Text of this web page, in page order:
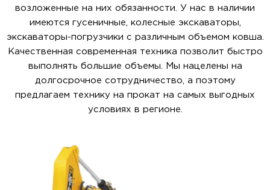
возложенные на них обязанности. У нас в наличии
имеются гусеничные, колесные экскаваторы,
экскаваторы-погрузчики с различным объемом ковша.
Качественная современная техника позволит быстро
выполнять большие объемы. Мы нацелены на
долгосрочное сотрудничество, а поэтому
предлагаем технику на прокат на самых выгодных
условиях в регионе.